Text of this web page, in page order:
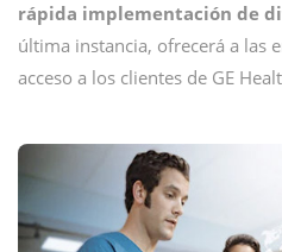
rápida implementación de
última instancia, ofrecerá a las
acceso a los clientes de GE